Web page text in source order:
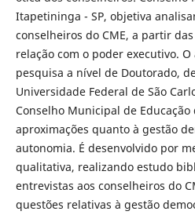
Itapetininga - SP, objetiva
conselheiros do CME, a partir
relação com o poder executivo.
pesquisa a nível de Doutorado,
Universidade Federal de São
Conselho Municipal de
aproximações quanto à gestão
autonomia. É desenvolvido por
qualitativa, realizando estudo
entrevistas aos conselheiros do
questões relativas à gestão